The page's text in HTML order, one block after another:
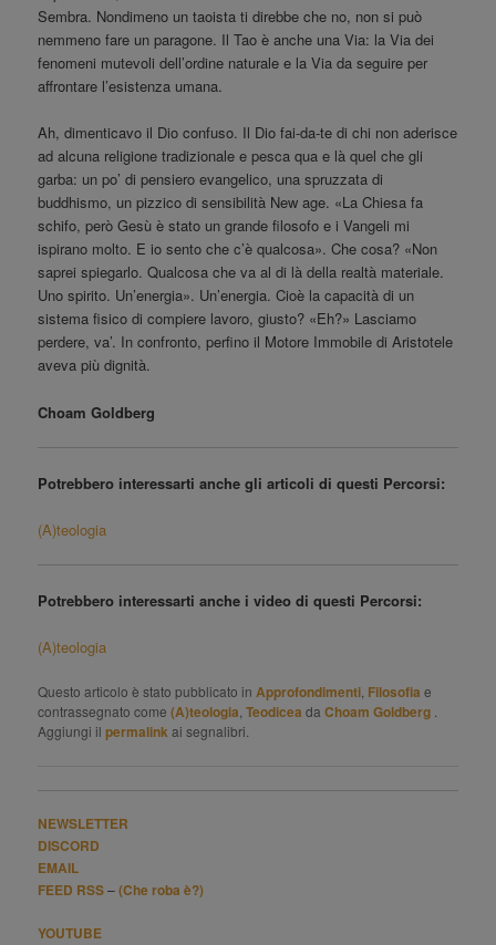
Sembra. Nondimeno un taoista ti direbbe che no, non si può
nemmeno fare un paragone. Il Tao è anche una Via: la Via dei
fenomeni mutevoli dell’ordine naturale e la Via da seguire per
affrontare l’esistenza umana.
Ah, dimenticavo il Dio confuso. Il Dio fai-da-te di chi non aderisce
ad alcuna religione tradizionale e pesca qua e là quel che gli
garba: un po’ di pensiero evangelico, una spruzzata di
buddhismo, un pizzico di sensibilità New age. «La Chiesa fa
schifo, però Gesù è stato un grande filosofo e i Vangeli mi
ispirano molto. E io sento che c’è qualcosa». Che cosa? «Non
saprei spiegarlo. Qualcosa che va al di là della realtà materiale.
Uno spirito. Un’energia». Un’energia. Cioè la capacità di un
sistema fisico di compiere lavoro, giusto? «Eh?» Lasciamo
perdere, va’. In confronto, perfino il Motore Immobile di Aristotele
aveva più dignità.
Choam Goldberg
Potrebbero interessarti anche gli articoli di questi Percorsi:
(A)teologia
Potrebbero interessarti anche i video di questi Percorsi:
(A)teologia
Questo articolo è stato pubblicato inApprofondimenti, Filosofia e
contrassegnato come(A)teologia,Teodicea daChoam Goldberg .
Aggiungi ilpermalinkai segnalibri.
NEWSLETTER
DISCORD
EMAIL
FEED RSS–(Che roba è?)
YOUTUBE